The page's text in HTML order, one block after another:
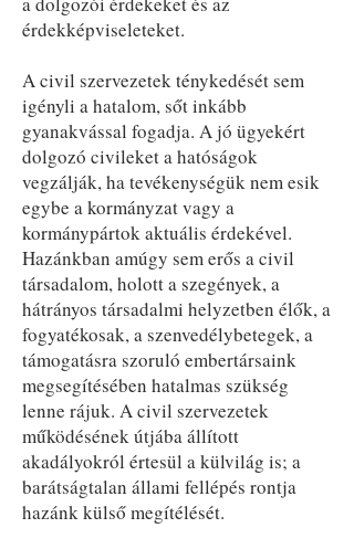
érdekképviseleteket.
A civil szervezetek ténykedését sem
igényli a hatalom, sőt inkább
gyanakvással fogadja. A jó ügyekért
dolgozó civileket a hatóságok
vegzálják, ha tevékenységük nem esik
egybe a kormányzat vagy a
kormánypártok aktuális érdekével.
Hazánkban amúgy sem erős a civil
társadalom, holott a szegények, a
hátrányos társadalmi helyzetben élők, a
fogyatékosak, a szenvedélybetegek, a
támogatásra szoruló embertársaink
megsegítésében hatalmas szükség
lenne rájuk. A civil szervezetek
működésének útjába állított
akadályokról értesül a külvilág is; a
barátságtalan állami fellépés rontja
hazánk külső megítélését.